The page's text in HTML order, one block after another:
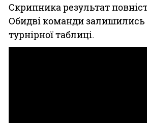
Скрипника результат
Обидві команди залишились
турнірної таблиці.